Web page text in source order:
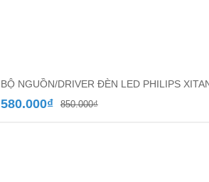
BỘ NGUỒN/DRIVER ĐÈN LED PHILIPS
850.000₫Giá
580.000₫
Giá